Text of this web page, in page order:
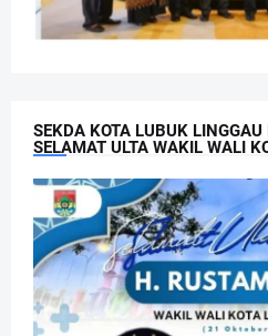
SEKDA KOTA LUBUK
SELAMAT ULTA WAKIL WALI